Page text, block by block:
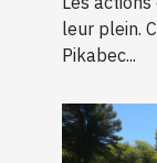
leur plein.
Pikabec...